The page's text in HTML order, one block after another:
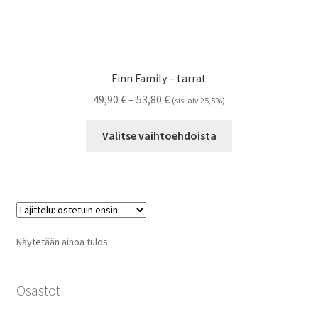
Finn Family – tarrat
49,90 €– 53,80 €Hintaluokka:
-
(sis. alv 25,5%)
Valitse vaihtoehdoista
Näytetään ainoa tulos
Osastot